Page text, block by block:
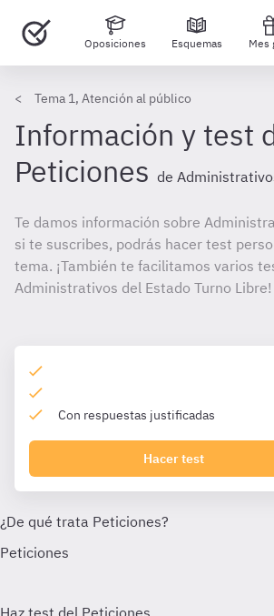
Oposiciones Esquemas Mes
Tema 1, Atención al público
Información y test
Peticiones de
Te damos información sobre
si te suscribes, podrás hacer test
tema. ¡También te facilitamos varios
Administrativos del Estado Turno Libre!
Con respuestas justificadas
Hacer test